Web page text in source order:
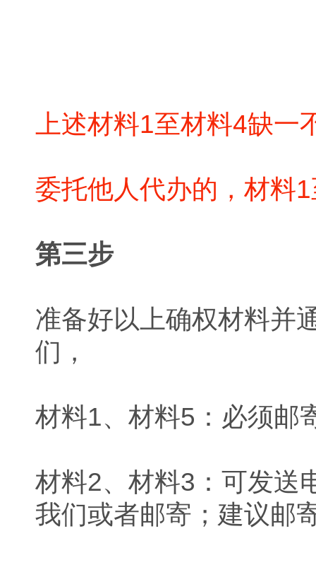
上述材料1至材料4缺一
委托他人代办的，材料
第三步
准备好以上确权材料并
们，
材料1、材料5：必须邮
材料2、材料3：可发送
我们或者邮寄；建议邮